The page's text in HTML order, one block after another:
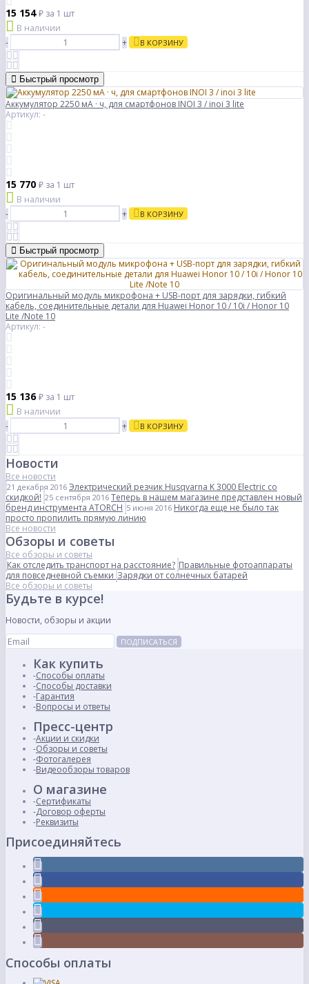
15 154₽ за 1 шт
В наличии
-
+ В КОРЗИНУ
Быстрый просмотр
Аккумулятор 2250 мА · ч, для смартфонов INOI 3 / inoi 3 lite
Артикул: -
15 770 ₽ за 1 шт
В наличии
-
+ В КОРЗИНУ
Быстрый просмотр
Оригинальный модуль микрофона + USB-порт для зарядки, гибкий
кабель, соединительные детали для Huawei Honor 10 / 10i / Honor 10
Lite /Note 10
Артикул: -
15 136₽ за 1 шт
В наличии
-
+ В КОРЗИНУ
Новости
Все новости
21 декабря 2016 Электрический резчик Husqvarna K 3000 Electric со
скидкой! 25 сентября 2016 Теперь в нашем магазине представлен новый
бренд инструмента ATORCH 5 июня 2016 Никогда еще не было так
просто пропилить прямую линию
Все новости
Обзоры и советы
Все обзоры и советы
Как отследить транспорт на расстояние? Правильные фотоаппараты
для повседневной съемки Зарядки от солнечных батарей
Все обзоры и советы
Будьте в курсе!
Новости, обзоры и акции
ПОДПИСАТЬСЯ
Как купить
Способы оплаты
Способы доставки
Гарантия
Вопросы и ответы
Пресс-центр
Акции и скидки
Обзоры и советы
Фотогалерея
Видеообзоры товаров
О магазине
Сертификаты
Договор оферты
Реквизиты
Присоединяйтесь
Способы оплаты